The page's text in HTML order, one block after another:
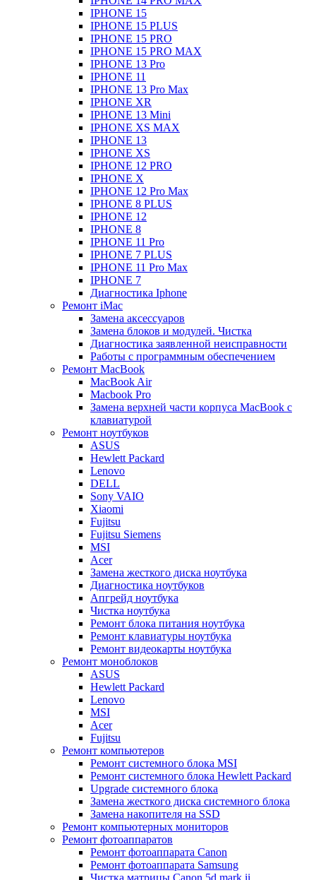
IPHONE 15
IPHONE 15 PLUS
IPHONE 15 PRO
IPHONE 15 PRO MAX
IPHONE 13 Pro
IPHONE 11
IPHONE 13 Pro Max
IPHONE XR
IPHONE 13 Mini
IPHONE XS MAX
IPHONE 13
IPHONE XS
IPHONE 12 PRO
IPHONE X
IPHONE 12 Pro Max
IPHONE 8 PLUS
IPHONE 12
IPHONE 8
IPHONE 11 Pro
IPHONE 7 PLUS
IPHONE 11 Pro Max
IPHONE 7
Диагностика Iphone
Ремонт iMac
Замена аксессуаров
Замена блоков и модулей. Чистка
Диагностика заявленной неисправности
Работы с программным обеспечением
Ремонт MacBook
MacBook Air
Macbook Pro
Замена верхней части корпуса MacBook с
клавиатурой
Ремонт ноутбуков
ASUS
Hewlett Packard
Lenovo
DELL
Sony VAIO
Xiaomi
Fujitsu
Fujitsu Siemens
MSI
Acer
Замена жесткого диска ноутбука
Диагностика ноутбуков
Апгрейд ноутбука
Чистка ноутбука
Ремонт блока питания ноутбука
Ремонт клавиатуры ноутбука
Ремонт видеокарты ноутбука
Ремонт моноблоков
ASUS
Hewlett Packard
Lenovo
MSI
Acer
Fujitsu
Ремонт компьютеров
Ремонт системного блока MSI
Ремонт системного блока Hewlett Packard
Upgrade системного блока
Замена жесткого диска системного блока
Замена накопителя на SSD
Ремонт компьютерных мониторов
Ремонт фотоаппаратов
Ремонт фотоаппарата Canon
Ремонт фотоаппарата Samsung
Чистка матрицы Canon 5d mark ii